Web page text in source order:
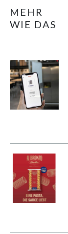
MEHR
WIE DAS